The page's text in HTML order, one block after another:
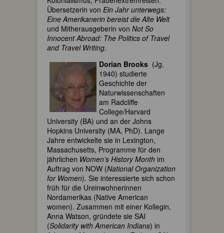
Übersetzerin von Ein Jahr unterwegs:
Eine Amerikanerin bereist die Alte Welt
und Mitherausgeberin von Not So
Innocent Abroad: The Politics of Travel
and Travel Writing.
Dorian Brooks (Jg.
1940) studierte
Geschichte der
Naturwissenschaften
am Radcliffe
College/Harvard
University (BA) und an der Johns
Hopkins University (MA, PhD). Lange
Jahre entwickelte sie in Lexington,
Massachusetts, Programme für den
jährlichen Women’s History Month im
Auftrag von NOW (National Organization
for Women). Sie interessierte sich schon
früh für die Ureinwohnerinnen
Nordamerikas (Native American
women). Zusammen mit einer Kollegin,
Anna Watson, gründete sie SAI
(Solidarity with American Indians) in